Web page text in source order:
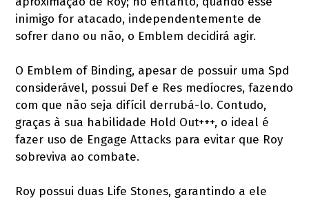
inimigo for atacado, independentemente de
sofrer dano ou não, o Emblem decidirá agir.
O Emblem of Binding, apesar de possuir uma Spd
considerável, possui Def e Res medíocres, fazendo
com que não seja difícil derrubá-lo. Contudo,
graças à sua habilidade Hold Out+++, o ideal é
fazer uso de Engage Attacks para evitar que Roy
sobreviva ao combate.
Roy possui duas Life Stones, garantindo a ele